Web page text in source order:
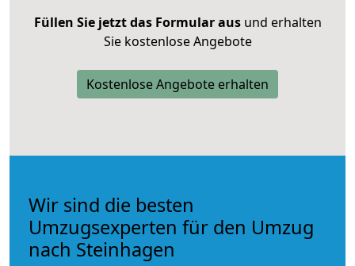
Füllen Sie jetzt das Formular ausund erhalten
Sie kostenlose Angebote
Kostenlose Angebote erhalten
Wir sind die besten
Umzugsexperten für den Umzug
nach Steinhagen